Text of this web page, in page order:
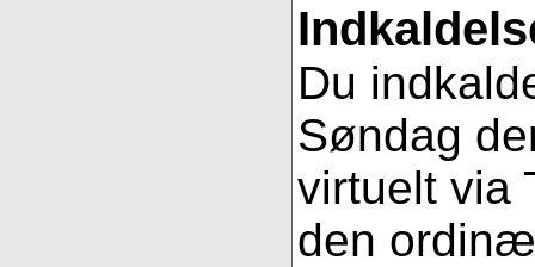
Du
Søndag
virtuelt via
den